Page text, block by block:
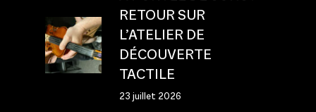
RETOUR SUR
L’ATELIER DE
DÉCOUVERTE
TACTILE
23 juillet 2026